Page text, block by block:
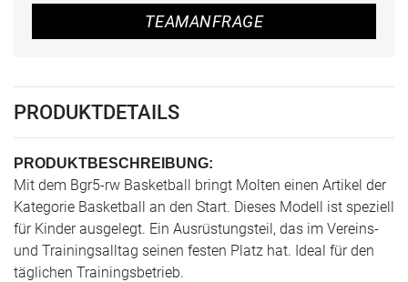
TEAMANFRAGE
PRODUKTDETAILS
PRODUKTBESCHREIBUNG:
Mit dem Bgr5-rw Basketball bringt Molten einen Artikel der
Kategorie Basketball an den Start. Dieses Modell ist speziell
für Kinder ausgelegt. Ein Ausrüstungsteil, das im Vereins-
und Trainingsalltag seinen festen Platz hat. Ideal für den
täglichen Trainingsbetrieb.